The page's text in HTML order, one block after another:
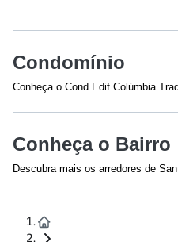
Condomínio
Conheça o Cond Edif Colúmbia
Acesso 24 Horas
Conheça o Bairro
Descubra mais os arredores de
Shopping Metrô Jardim
Lar Center